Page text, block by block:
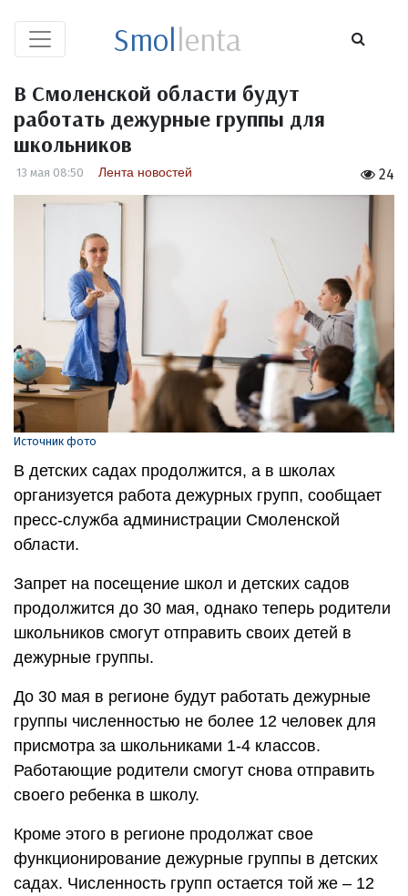
Smollenta
В Смоленской области будут
работать дежурные группы для
школьников
24
13 мая 08:50 Лента новостей
Источник фото
В детских садах продолжится, а в школах
организуется работа дежурных групп, сообщает
пресс-служба администрации Смоленской
области.
Запрет на посещение школ и детских садов
продолжится до 30 мая, однако теперь родители
школьников смогут отправить своих детей в
дежурные группы.
До 30 мая в регионе будут работать дежурные
группы численностью не более 12 человек для
присмотра за школьниками 1-4 классов.
Работающие родители смогут снова отправить
своего ребенка в школу.
Кроме этого в регионе продолжат свое
функционирование дежурные группы в детских
садах. Численность групп остается той же – 12